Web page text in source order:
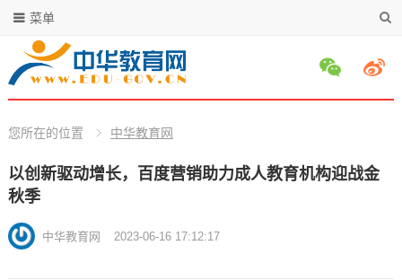
菜单
您所在的位置 中华教育网
以创新驱动增长，百度营销助力成人教育机构迎战金
秋季
中华教育网 2023-06-16 17:12:17